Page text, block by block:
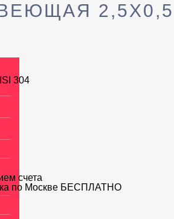
2,5X0,5
304
счета
по Москве БЕСПЛАТНО